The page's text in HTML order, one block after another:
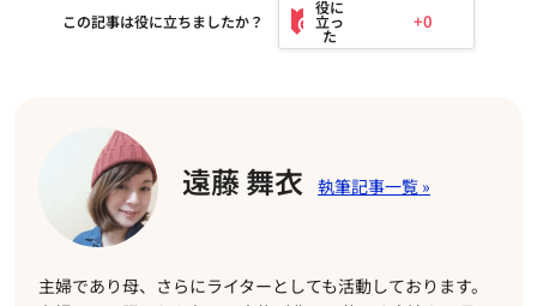
この記事は役に立ちましたか？ +0
遠藤 舞衣
主婦であり母、さらにライターとしても活動しております。